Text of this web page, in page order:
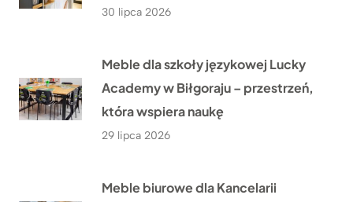
30 lipca 2026
Meble dla szkoły językowej Lucky
Academy w Biłgoraju – przestrzeń,
która wspiera naukę
29 lipca 2026
Meble biurowe dla Kancelarii